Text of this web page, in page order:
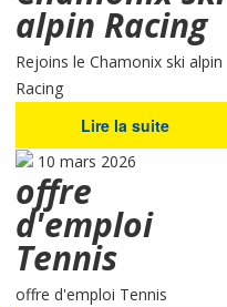
alpin Racing
Rejoins le Chamonix ski alpin
Racing
Lire la suite
10 mars 2026
offre
d'emploi
Tennis
offre d'emploi Tennis